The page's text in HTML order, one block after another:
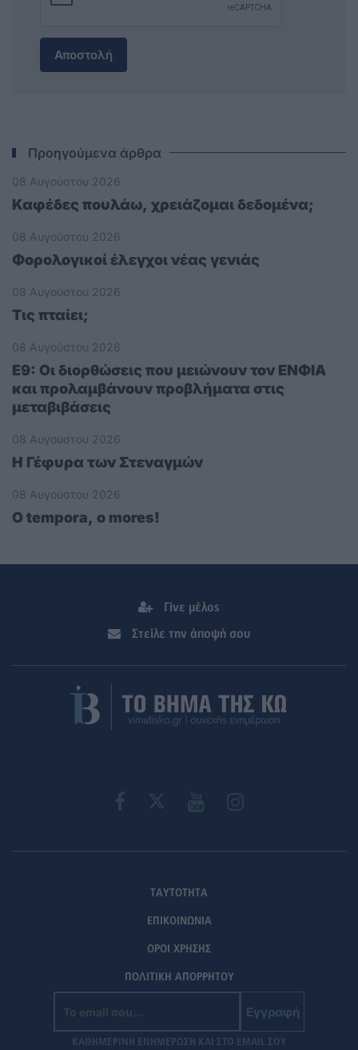
Αποστολή
Προηγούμενα άρθρα
08 Αυγούστου 2026
Καφέδες πουλάω, χρειάζομαι δεδομένα;
08 Αυγούστου 2026
Φορολογικοί έλεγχοι νέας γενιάς
08 Αυγούστου 2026
Τις πταίει;
08 Αυγούστου 2026
Ε9: Οι διορθώσεις που μειώνουν τον ΕΝΦΙΑ
και προλαμβάνουν προβλήματα στις
μεταβιβάσεις
08 Αυγούστου 2026
Η Γέφυρα των Στεναγμών
08 Αυγούστου 2026
O tempora, o mores!
Γίνε μέλος
Στείλε την άποψή σου
ΤΑΥΤΟΤΗΤΑ
ΕΠΙΚΟΙΝΩΝΙΑ
ΟΡΟΙ ΧΡΗΣΗΣ
ΠΟΛΙΤΙΚΗ ΑΠΟΡΡΗΤΟΥ
Εγγραφή
ΚΑΘΗΜΕΡΙΝΗ ΕΝΗΜΕΡΩΣΗ ΚΑΙ ΣΤΟ EMAIL ΣΟΥ